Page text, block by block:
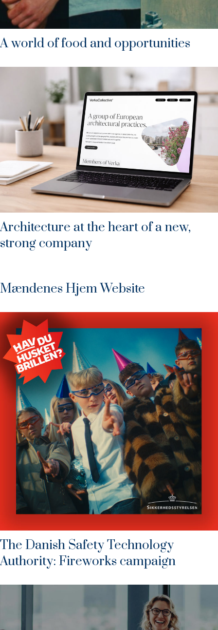
A world of food and opportunities
Architecture at the heart of a new,
strong company
Mændenes Hjem Website
The Danish Safety Technology
Authority: Fireworks campaign